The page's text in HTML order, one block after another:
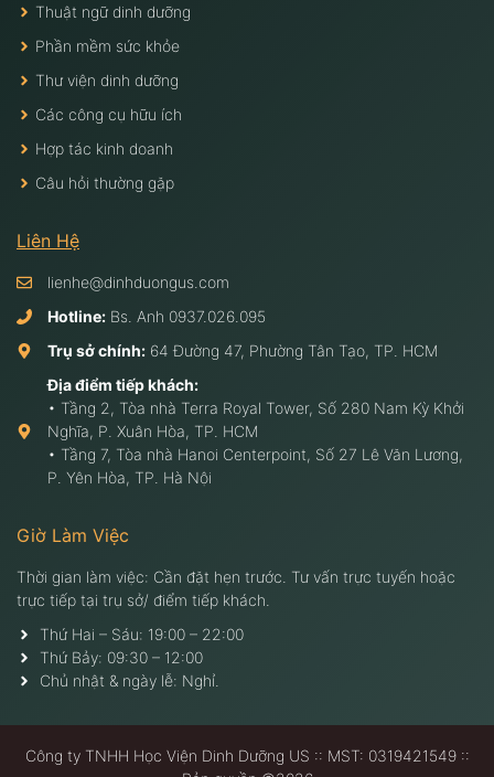
Thuật ngữ dinh dưỡng
Phần mềm sức khỏe
Thư viện dinh dưỡng
Các công cụ hữu ích
Hợp tác kinh doanh
Câu hỏi thường gặp
Liên Hệ
lienhe@dinhduongus.com
Hotline: Bs. Anh 0937.026.095
Trụ sở chính: 64 Đường 47, Phường Tân Tạo, TP. HCM
Địa điểm tiếp khách:
• Tầng 2, Tòa nhà Terra Royal Tower, Số 280 Nam Kỳ Khởi
Nghĩa, P. Xuân Hòa, TP. HCM
• Tầng 7, Tòa nhà Hanoi Centerpoint, Số 27 Lê Văn Lương,
P. Yên Hòa, TP. Hà Nội
Giờ Làm Việc
Thời gian làm việc: Cần đặt hẹn trước. Tư vấn trực tuyến hoặc
trực tiếp tại trụ sở/ điểm tiếp khách.
Thứ Hai – Sáu: 19:00 – 22:00
Thứ Bảy: 09:30 – 12:00
Chủ nhật & ngày lễ: Nghỉ.
Công ty TNHH Học Viện Dinh Dưỡng US :: MST: 0319421549 ::